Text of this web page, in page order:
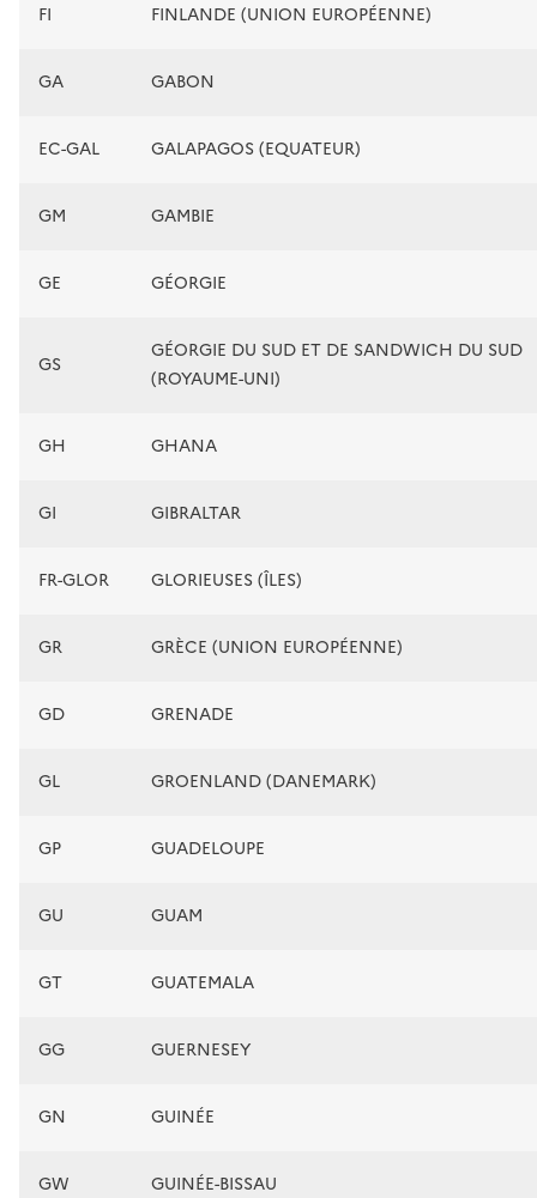
FI FINLANDE (UNION EUROPÉENNE)
GA GABON
EC-GAL GALAPAGOS (EQUATEUR)
GM GAMBIE
GE GÉORGIE
GS
GÉORGIE DU SUD ET DE SANDWICH DU SUD
(ROYAUME-UNI)
GH GHANA
GI GIBRALTAR
FR-GLOR GLORIEUSES (ÎLES)
GR GRÈCE (UNION EUROPÉENNE)
GD GRENADE
GL GROENLAND (DANEMARK)
GP GUADELOUPE
GU GUAM
GT GUATEMALA
GG GUERNESEY
GN GUINÉE
GW GUINÉE-BISSAU